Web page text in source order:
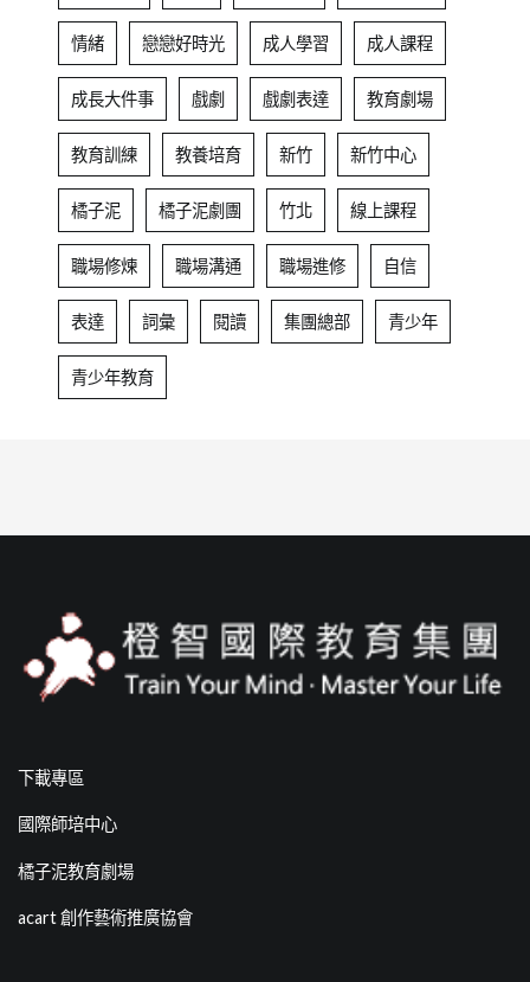
情緒 戀戀好時光 成人學習 成人課程
成長大件事 戲劇 戲劇表達 教育劇場
教育訓練 教養培育 新竹 新竹中心
橘子泥 橘子泥劇團 竹北 線上課程
職場修煉 職場溝通 職場進修 自信
表達 詞彙 閱讀 集團總部 青少年
青少年教育
下載專區
國際師培中心
橘子泥教育劇場
acart 創作藝術推廣協會